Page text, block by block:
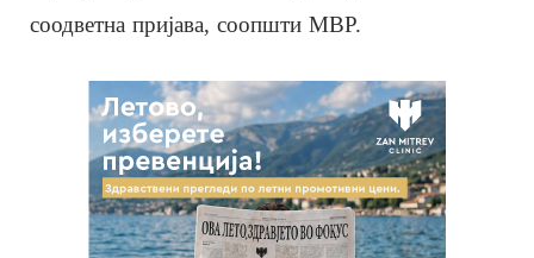
соодветна пријава, соопшти МВР.